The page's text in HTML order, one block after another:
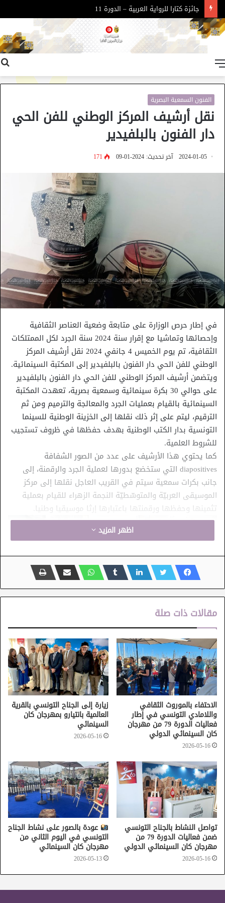
جائزة كتارا للرواية العربية – الدورة 11
الفنون السمعية البصرية
نقل أرشيف المركز الوطني للفن الحي
دار الفنون بالبلفيدير
2024-01-05 آخر تحديث: 2024-01-09 171
في إطار حرص الوزارة على متابعة وضعية العناصر الثقافية
وإحصائها وتماشيا مع إقرار سنة 2024 سنة الجرد لكل الممتلكات
الثقافية، تم يوم الخميس 4 جانفي 2024 نقل أرشيف المركز
الوطني للفن الحي دار الفنون بالبلفيدير إلى المكتبة السينمائية.
ويتضمن أرشيف المركز الوطني للفن الحي دار الفنون بالبلفيدير
على حوالي 30 بكرة سينمائية وسمعية بصرية، تعهدت المكتبة
السينمائية بالقيام بعمليات الجرد والمعالجة والترميم ومن ثم
الترقيم، ليتم على إثر ذلك نقلها إلى الخزينة الوطنية للسينما
التونسية بدار الكتب الوطنية بهدف حفظها في ظروف تستجيب
للشروط العلمية.
كما يحتوي هذا الأرشيف على عدد من الصور الشفافة
diapositives التي ستخضع بدورها لعملية الجرد والرقمنة، إلى
جانب بكرات سمعية سيتم في القريب العاجل نقلها إلى مركز
الموسيقى العربيّة والمتوسّطيّة النجمة الزهراء للقيام بعملية
تثمينها وحفظها ورقمنتها باعتبارها إرثا موسيقيا وطنيا.
المركز الوطني للفن الحي دار الفنون بالبلفيدير
المكتبة السينمائية
اظهر المزيد
مقالات ذات صلة
الاحتفاء بالموروث الثقافي
واللامادي التونسي في إطار
فعاليات الدورة 79 من مهرجان
كان السينمائي الدولي
2026-05-16
زيارة إلى الجناح التونسي بالقرية
العالمية بانتيارو بمهرجان كان
السينمائي
2026-05-16
تواصل النشاط بالجناح التونسي
ضمن فعاليات الدورة 79 من
مهرجان كان السينمائي الدولي
2026-05-16
عودة بالصور على نشاط الجناح
التونسي في اليوم الثاني من
مهرجان كان السينمائي
2026-05-13